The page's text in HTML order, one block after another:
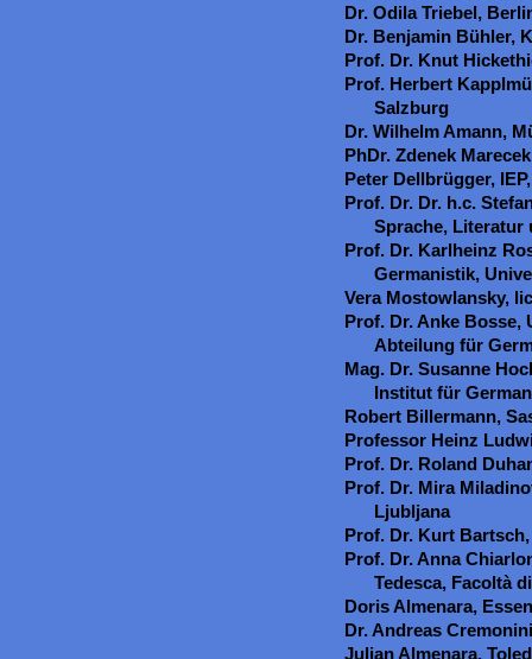
Dr. Odila Triebel,
Dr. Benjamin Bühler,
Prof. Dr. Knut
Prof. Herbert
Salzburg
Dr. Wilhelm Amann,
PhDr. Zdenek
Peter Dellbrügger,
Prof. Dr. Dr. h.c.
Sprache,
Prof. Dr. Karlheinz
Germanistik,
Vera Mostowlansky,
Prof. Dr. Anke Bosse,
Abteilung für
Mag. Dr. Susanne
Institut für
Robert Billermann,
Professor Heinz
Prof. Dr. Roland
Prof. Dr. Mira
Ljubljana
Prof. Dr. Kurt
Prof. Dr. Anna
Tedesca, Facoltà
Doris Almenara, Essen
Dr. Andreas
Julian Almenara,